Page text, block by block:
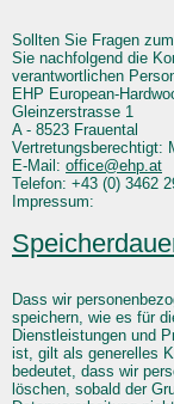
Sollten Sie Fragen
Sie nachfolgend die
verantwortlichen
EHP European-
Gleinzerstrasse 1
A - 8523 Frauental
Vertretungsberechtigt:
E-Mail: office@ehp.at
Telefon: +43 (0) 3462
Impressum:
Dass wir
speichern, wie es für
Dienstleistungen und
ist, gilt als generelles
bedeutet, dass wir
löschen, sobald der